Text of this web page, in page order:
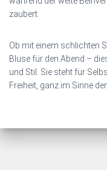
zaubert.
Ob mit einem schlichten
Bluse für den Abend –
und Stil. Sie steht für
Freiheit, ganz im Sinne